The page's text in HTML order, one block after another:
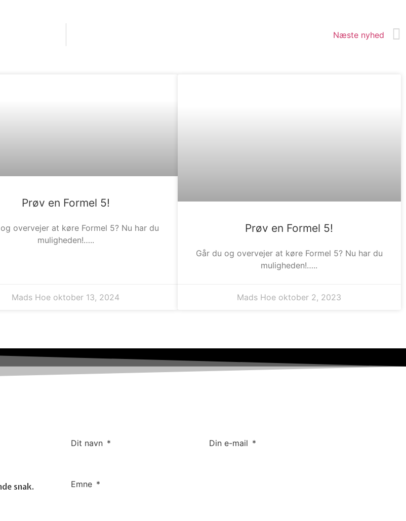
Næste nyhed
Prøv en Formel 5!
overvejer at køre Formel 5? Nu har du
muligheden!…..
Mads Hoe oktober 13, 2024
Prøv en Formel 5!
Går du og overvejer at køre Formel 5? Nu har du
muligheden!…..
Mads Hoe oktober 2, 2023
snak.
Dit navn Din e-mail
Emne